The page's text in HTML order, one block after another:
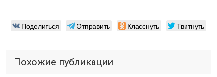
Поделиться Отправить Класснуть Твитнуть
Похожие публикации